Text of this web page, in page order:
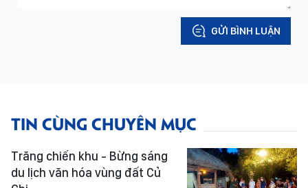
GỬI BÌNH LUẬN
TIN CÙNG CHUYÊN MỤC
Trăng chiến khu - Bừng sáng
du lịch văn hóa vùng đất Củ